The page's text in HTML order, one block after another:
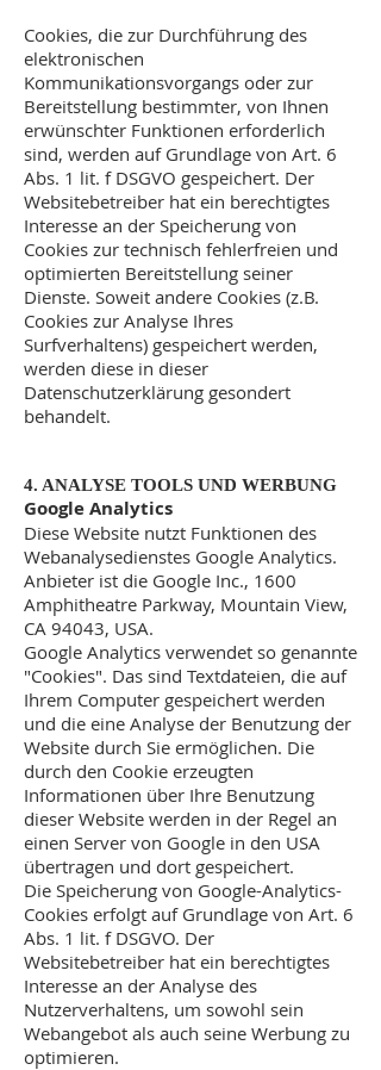
Cookies, die zur Durchführung des
elektronischen
Kommunikationsvorgangs oder zur
Bereitstellung bestimmter, von Ihnen
erwünschter Funktionen erforderlich
sind, werden auf Grundlage von Art. 6
Abs. 1 lit. f DSGVO gespeichert. Der
Websitebetreiber hat ein berechtigtes
Interesse an der Speicherung von
Cookies zur technisch fehlerfreien und
optimierten Bereitstellung seiner
Dienste. Soweit andere Cookies (z.B.
Cookies zur Analyse Ihres
Surfverhaltens) gespeichert werden,
werden diese in dieser
Datenschutzerklärung gesondert
behandelt.
4. ANALYSE TOOLS UND WERBUNG
Google Analytics
Diese Website nutzt Funktionen des
Webanalysedienstes Google Analytics.
Anbieter ist die Google Inc., 1600
Amphitheatre Parkway, Mountain View,
CA 94043, USA.
Google Analytics verwendet so genannte
"Cookies". Das sind Textdateien, die auf
Ihrem Computer gespeichert werden
und die eine Analyse der Benutzung der
Website durch Sie ermöglichen. Die
durch den Cookie erzeugten
Informationen über Ihre Benutzung
dieser Website werden in der Regel an
einen Server von Google in den USA
übertragen und dort gespeichert.
Die Speicherung von Google-Analytics-
Cookies erfolgt auf Grundlage von Art. 6
Abs. 1 lit. f DSGVO. Der
Websitebetreiber hat ein berechtigtes
Interesse an der Analyse des
Nutzerverhaltens, um sowohl sein
Webangebot als auch seine Werbung zu
optimieren.